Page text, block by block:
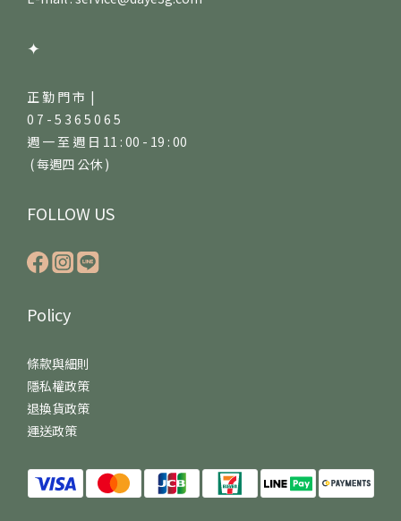
✦
正 勤 門 市 |
0 7 - 5 3 6 5 0 6 5
週 一 至 週 日 11 : 00 - 19 : 00
( 每週四 公休 )
FOLLOW US
Policy
條款與細則
隱私權政策
退換貨政策
運送政策